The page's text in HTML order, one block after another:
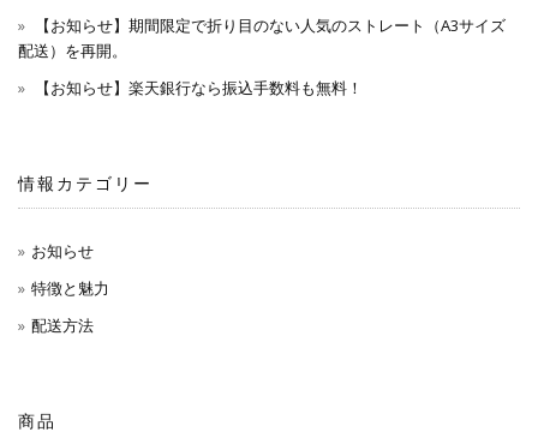
【お知らせ】期間限定で折り目のない人気のストレート（A3サイズ
配送）を再開。
【お知らせ】楽天銀行なら振込手数料も無料！
情報カテゴリー
お知らせ
特徴と魅力
配送方法
商品